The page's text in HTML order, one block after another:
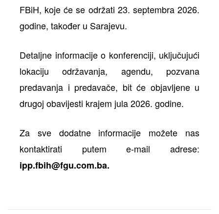
FBiH, koje će se održati 23. septembra 2026.
godine, također u Sarajevu.
Detaljne informacije o konferenciji, uključujući
lokaciju održavanja, agendu, pozvana
predavanja i predavače, bit će objavljene u
drugoj obavijesti krajem jula 2026. godine.
Za sve dodatne informacije možete nas
kontaktirati putem e-mail adrese:
ipp.fbih@fgu.com.ba.